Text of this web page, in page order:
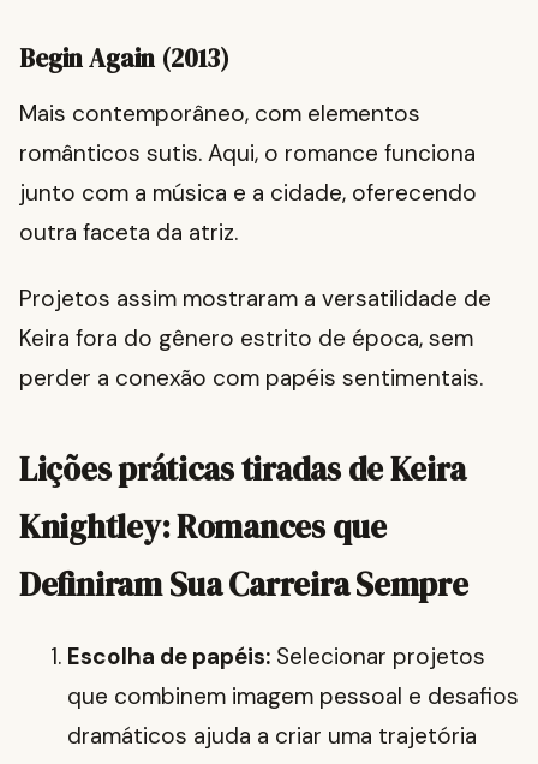
Begin Again (2013)
Mais contemporâneo, com elementos
românticos sutis. Aqui, o romance funciona
junto com a música e a cidade, oferecendo
outra faceta da atriz.
Projetos assim mostraram a versatilidade de
Keira fora do gênero estrito de época, sem
perder a conexão com papéis sentimentais.
Lições práticas tiradas de Keira
Knightley: Romances que
Definiram Sua Carreira Sempre
Escolha de papéis: Selecionar projetos
que combinem imagem pessoal e desafios
dramáticos ajuda a criar uma trajetória